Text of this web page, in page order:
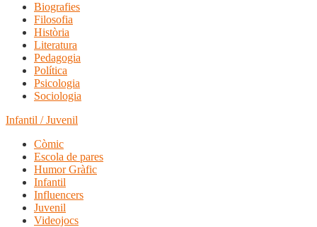
Biografies
Filosofia
Història
Literatura
Pedagogia
Política
Psicologia
Sociologia
Infantil / Juvenil
Còmic
Escola de pares
Humor Gràfic
Infantil
Influencers
Juvenil
Videojocs